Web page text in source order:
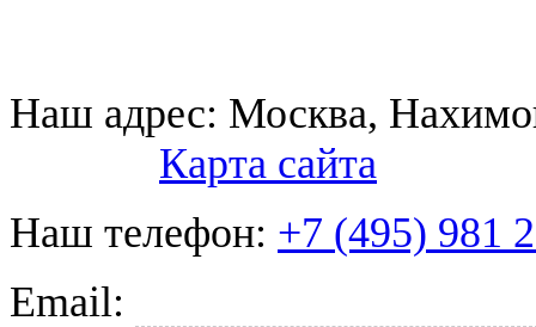
Наш адрес: Москва,
Карта сайта
Наш телефон: +7 (495) 981
Email: